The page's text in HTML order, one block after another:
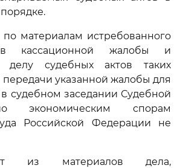
материалам истребованного
кассационной жалобы и
судебных актов таких
указанной жалобы для
судебном заседании Судебной
экономическим спорам
Российской Федерации не
из материалов дела,